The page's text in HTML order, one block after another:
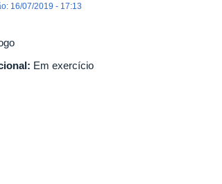
16/07/2019 - 17:13
Em exercício